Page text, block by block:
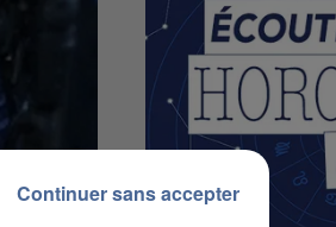
Continuer sans accepter